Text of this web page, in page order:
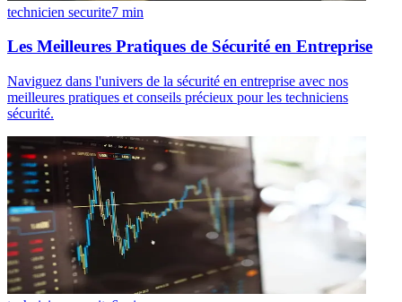
technicien securite7 min
Les Meilleures Pratiques de Sécurité en Entreprise
Naviguez dans l'univers de la sécurité en entreprise avec nos
meilleures pratiques et conseils précieux pour les techniciens
sécurité.